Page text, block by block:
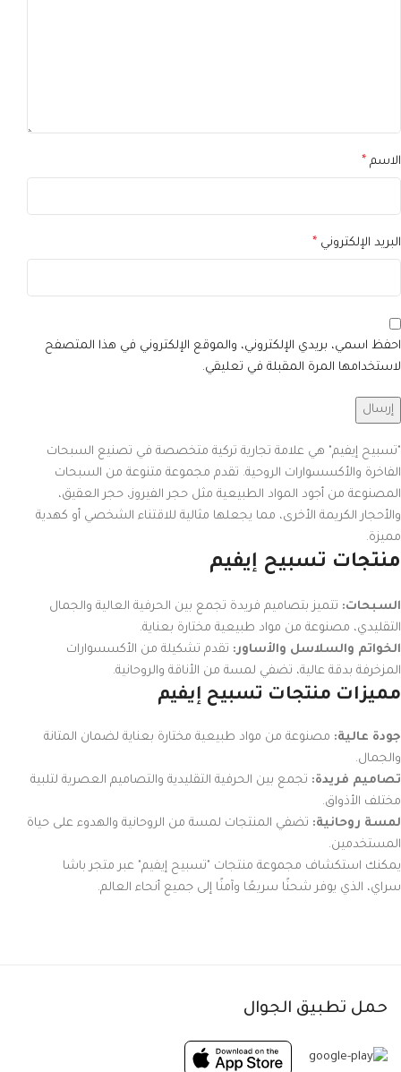
الاسم *
البريد الإلكتروني *
احفظ اسمي، بريدي الإلكتروني، والموقع الإلكتروني في هذا المتصفح
لاستخدامها المرة المقبلة في تعليقي.
"تسبيح إيفيم" هي علامة تجارية تركية متخصصة في تصنيع السبحات
الفاخرة والأكسسوارات الروحية. تقدم مجموعة متنوعة من السبحات
المصنوعة من أجود المواد الطبيعية مثل حجر الفيروز، حجر العقيق،
والأحجار الكريمة الأخرى، مما يجعلها مثالية للاقتناء الشخصي أو كهدية
مميزة.
منتجات تسبيح إيفيم
السبحات: تتميز بتصاميم فريدة تجمع بين الحرفية العالية والجمال
التقليدي، مصنوعة من مواد طبيعية مختارة بعناية.
الخواتم والسلاسل والأساور: تقدم تشكيلة من الأكسسوارات
المزخرفة بدقة عالية، تضفي لمسة من الأناقة والروحانية.
مميزات منتجات تسبيح إيفيم
جودة عالية: مصنوعة من مواد طبيعية مختارة بعناية لضمان المتانة
والجمال.
تصاميم فريدة: تجمع بين الحرفية التقليدية والتصاميم العصرية لتلبية
مختلف الأذواق.
لمسة روحانية: تضفي المنتجات لمسة من الروحانية والهدوء على حياة
المستخدمين.
يمكنك استكشاف مجموعة منتجات "تسبيح إيفيم" عبر متجر باشا
سراي، الذي يوفر شحنًا سريعًا وآمنًا إلى جميع أنحاء العالم.
حمل تطبيق الجوال